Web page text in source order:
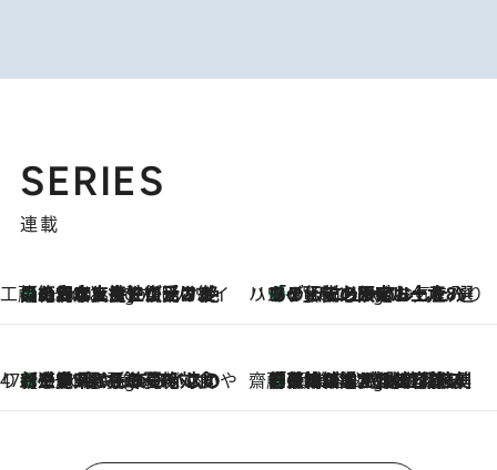
SERIES
連載
工藤まやのおもてなしハワイ
9 Hours Ago
【ハワイ土産】ローカルの絶大な支持で復活！ 絶品の幻クッキー《元ファンの日本人女性が受け継いだ名店》 ハワイ賢者 リサのお気に入りリスト9 Hours Ago
あの伝説の限定トートも！ リニューアルした「ディーン＆デルーカ ハワイ」で必須のお土産8選
47都道府県の手みやげ ひんやりスイーツで夏を満喫
9 Hours Ago
【三重県】この夏絶対食べたい 冷やしておいしいおやつ3選 お餅×アイスの新感覚スイーツ 齋藤 薫 美容脳ルネサンス
9 Hours Ago
「荷物が増えるほど旅ストレスは増す」美容ジャーナリストがたどり着いた最終結論。“化粧品を劇的に減らす”感動の凝縮美容とは